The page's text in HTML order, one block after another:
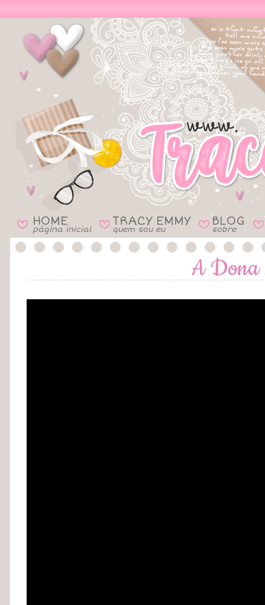
B HOME
página inicial B TRACY EMMY
quem sou eu B BLOG
sobre B
A Dona